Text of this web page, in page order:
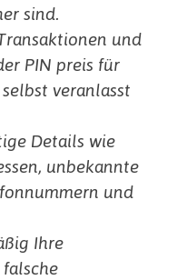
sind.
und
PIN preis für
veranlasst
Details wie
unbekannte
und
Ihre